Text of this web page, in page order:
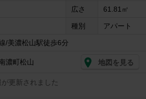
広さ 61.81㎡
種別 アパート
/美濃松山駅徒歩6分
濃町松山 地図を見る
更新されました